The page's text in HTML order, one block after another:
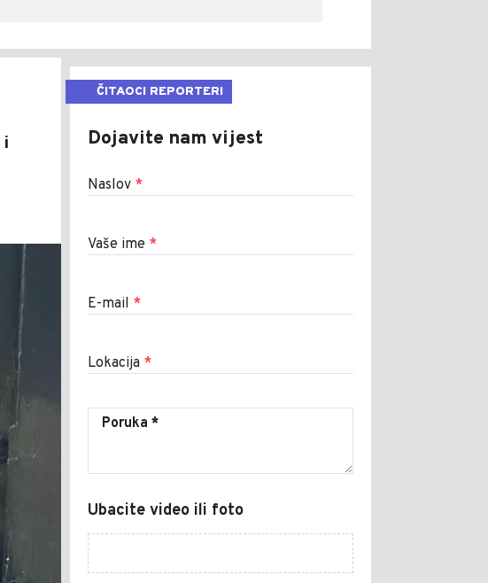
i
ČITAOCI REPORTERI
Dojavite nam vijest
Naslov *
Vaše ime *
E-mail *
Lokacija *
Ubacite video ili foto